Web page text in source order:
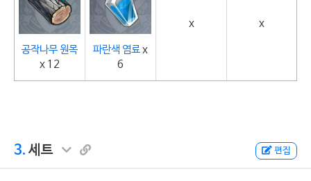
공작나무 원목
x 12
파란색 염료x
6
x x
3. 세트 편집